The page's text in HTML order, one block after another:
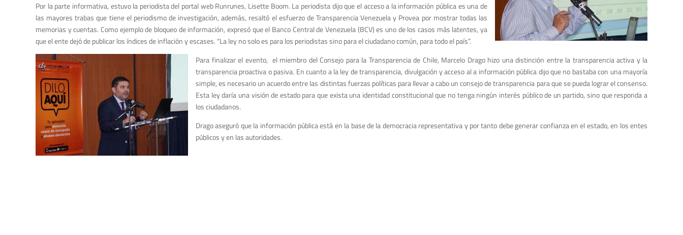
Por la parte informativa, estuvo la periodista del portal web Runrunes, Lisette Boom. La periodista dijo que el acceso a la información pública es una de
las mayores trabas que tiene el periodismo de investigación, además, resaltó el esfuerzo de Transparencia Venezuela y Provea por mostrar todas las
memorias y cuentas. Como ejemplo de bloqueo de información, expresó que el Banco Central de Venezuela (BCV) es uno de los casos más latentes, ya
que el ente dejó de publicar los índices de inflación y escases. “La ley no solo es para los periodistas sino para el ciudadano común, para todo el país”.
Para finalizar el evento, el miembro del Consejo para la Transparencia de Chile, Marcelo Drago hizo una distinción entre la transparencia activa y la
transparencia proactiva o pasiva. En cuanto a la ley de transparencia, divulgación y acceso al a información pública dijo que no bastaba con una mayoría
simple, es necesario un acuerdo entre las distintas fuerzas políticas para llevar a cabo un consejo de transparencia para que se pueda lograr el consenso.
Esta ley daría una visión de estado para que exista una identidad constitucional que no tenga ningún interés público de un partido, sino que responda a
los ciudadanos.
Drago aseguró que la información pública está en la base de la democracia representativa y por tanto debe generar confianza en el estado, en los entes
públicos y en las autoridades.